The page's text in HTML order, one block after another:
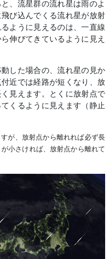
、流星群の流れ星は雨のよ
び込んでくる流れ星が放射
ように見えるのは、一直線
伸びてきているように見え
した場合の、流れ星の見か
近では経路が短くなり、放
見えます。とくに放射点で
くるように見えます（静止
が、放射点から離れれば必ず長
小さければ、放射点から離れて